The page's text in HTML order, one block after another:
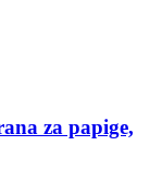
za papige,